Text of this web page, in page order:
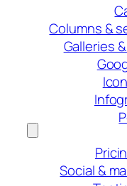
Columns &
Galleries
Social &